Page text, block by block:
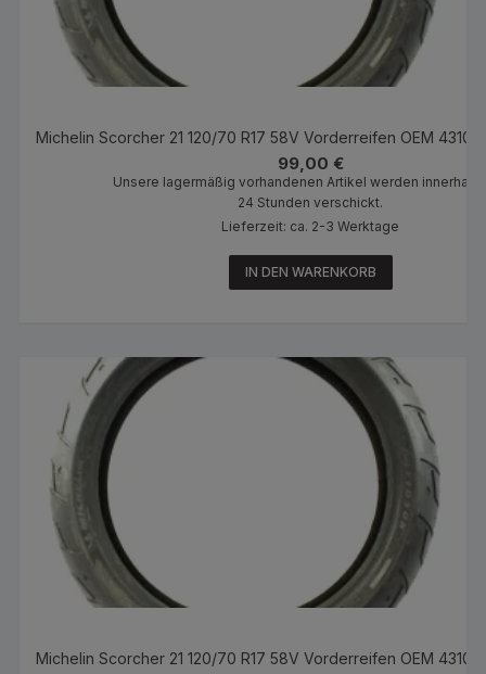
Michelin Scorcher 21 120/70 R17 58V Vorderreifen OEM
99,00 €
Unsere lagermäßig vorhandenen Artikel werden innerhalb
24 Stunden verschickt.
Lieferzeit: ca. 2-3 Werktage
IN DEN WARENKORB
Michelin Scorcher 21 120/70 R17 58V Vorderreifen OEM